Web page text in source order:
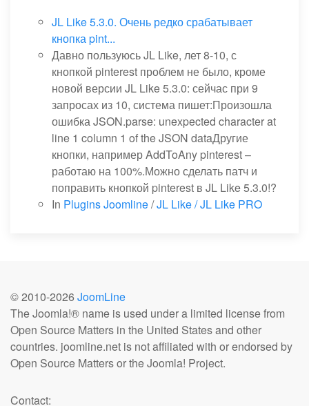
JL Like 5.3.0. Очень редко срабатывает
кнопка pint...
Давно пользуюсь JL Like, лет 8-10, с
кнопкой pinterest проблем не было, кроме
новой версии JL Like 5.3.0: сейчас при 9
запросах из 10, система пишет:Произошла
ошибка JSON.parse: unexpected character at
line 1 column 1 of the JSON dataДругие
кнопки, например AddToAny pinterest –
работаю на 100%.Можно сделать патч и
поправить кнопкой pinterest в JL Like 5.3.0!?
In Plugins Joomline/JL Like / JL Like PRO
© 2010-2026 JoomLine
The Joomla!® name is used under a limited license from
Open Source Matters in the United States and other
countries. joomline.net is not affiliated with or endorsed by
Open Source Matters or the Joomla! Project.
Contact: